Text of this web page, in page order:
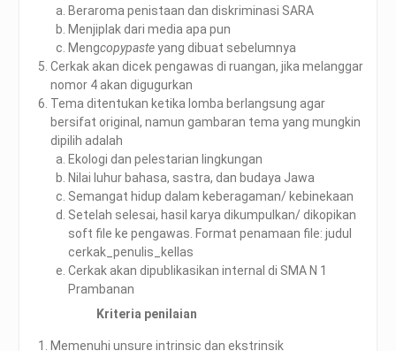
Beraroma penistaan dan diskriminasi SARA
Menjiplak dari media apa pun
Mengcopypasteyang dibuat sebelumnya
Cerkak akan dicek pengawas di ruangan, jika melanggar
nomor 4 akan digugurkan
Tema ditentukan ketika lomba berlangsung agar
bersifat original, namun gambaran tema yang mungkin
dipilih adalah
Ekologi dan pelestarian lingkungan
Nilai luhur bahasa, sastra, dan budaya Jawa
Semangat hidup dalam keberagaman/ kebinekaan
Setelah selesai, hasil karya dikumpulkan/ dikopikan
soft file ke pengawas. Format penamaan file: judul
cerkak_penulis_kellas
Cerkak akan dipublikasikan internal di SMA N 1
Prambanan
Kriteria penilaian
Memenuhi unsure intrinsic dan ekstrinsik